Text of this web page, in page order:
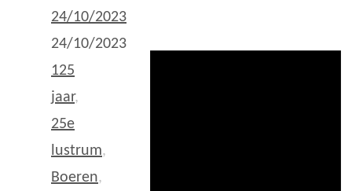
24/10/2023
24/10/2023
125
jaar,
25e
lustrum,
Boeren,